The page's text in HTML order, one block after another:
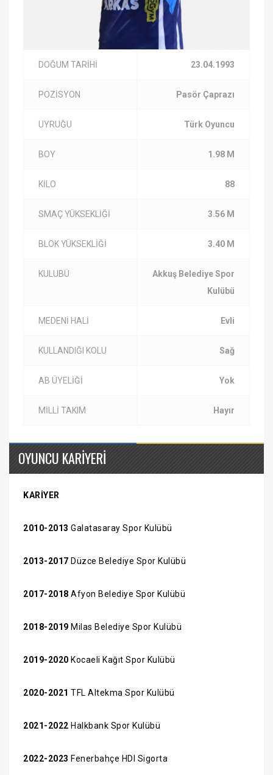
DOĞUM TARİHİ 23.04.1993
POZİSYON Pasör Çaprazı
UYRUĞU Türk Oyuncu
BOY 1.98 M
KİLO 88
SMAÇ YÜKSEKLİĞİ 3.56 M
BLOK YÜKSEKLİĞİ 3.40 M
KULUBÜ
Akkuş Belediye Spor
Kulübü
MEDENİ HALİ Evli
KULLANDIĞI KOLU Sağ
AB ÜYELİĞİ Yok
MİLLİ TAKIM Hayır
OYUNCU KARİYERİ
KARİYER
2010-2013 Galatasaray Spor Kulübü
2013-2017 Düzce Belediye Spor Kulübü
2017-2018 Afyon Belediye Spor Kulübü
2018-2019 Milas Belediye Spor Kulübü
2019-2020 Kocaeli Kağıt Spor Kulübü
2020-2021 TFL Altekma Spor Kulübü
2021-2022 Halkbank Spor Kulübü
2022-2023 Fenerbahçe HDI Sigorta